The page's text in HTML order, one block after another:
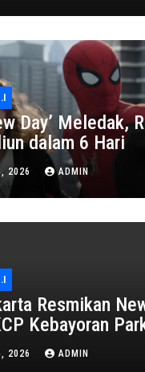
Day’ Meledak,
dalam 6 Hari
2026 ADMIN
Resmikan
Kebayoran
Layanan
2026 ADMIN